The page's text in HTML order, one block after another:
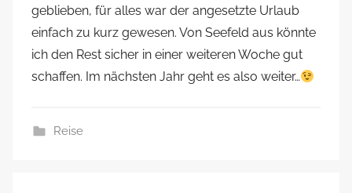
geblieben, für alles war der angesetzte Urlaub
einfach zu kurz gewesen. Von Seefeld aus könnte
ich den Rest sicher in einer weiteren Woche gut
schaffen. Im nächsten Jahr geht es also weiter…
Reise